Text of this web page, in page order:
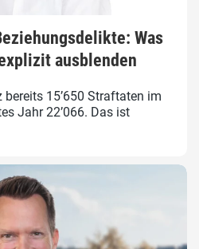
Was
ausblenden
15’650 Straftaten im
Jahr 22’066. Das ist